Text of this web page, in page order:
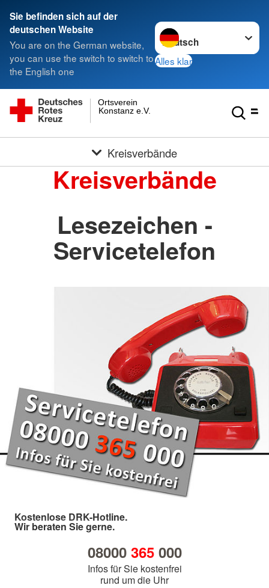
Sie befinden sich auf der
deutschen Website
You are on the German website,
you can use the switch to switch to
the English one
Sprache wechseln zu
Alles klar
Konstanz e.V.
Ortsverein
Kreisverbände
Kreisverbände
Lesezeichen -
Servicetelefon
Kostenlose DRK-Hotline.
Wir beraten Sie gerne.
08000 365000
Infos für Sie kostenfrei
rund um die Uhr